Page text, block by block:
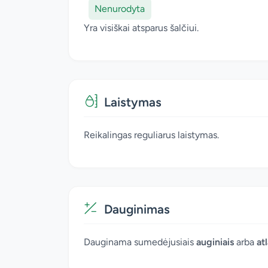
Nenurodyta
Yra visiškai atsparus šalčiui.
Laistymas
Reikalingas reguliarus laistymas.
Dauginimas
Dauginama sumedėjusiais auginiais arba